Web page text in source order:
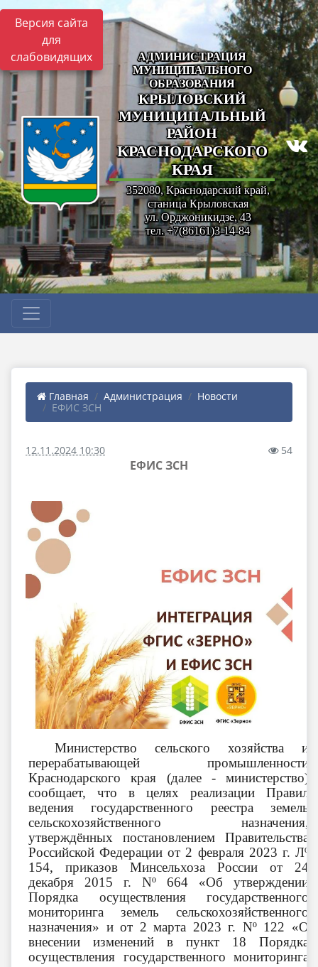
Версия сайта
для
слабовидящих
АДМИНИСТРАЦИЯ
МУНИЦИПАЛЬНОГО
ОБРАЗОВАНИЯ
КРЫЛОВСКИЙ
МУНИЦИПАЛЬНЫЙ
РАЙОН
КРАСНОДАРСКОГО
КРАЯ
352080, Краснодарский край,
станица Крыловская
ул. Орджоникидзе, 43
тел. +7(86161)3-14-84
Главная Администрация
Новости
ЕФИС ЗСН
12.11.2024 10:30 54
ЕФИС ЗСН
Министерство сельского хозяйства и
перерабатывающей промышленности
Краснодарского края (далее - министерство)
сообщает, что в целях реализации Правил
ведения государственного реестра земель
сельскохозяйственного назначения,
утверждённых постановлением Правительства
Российской Федерации от 2 февраля 2023 г. Лº
154, приказов Минсельхоза России от 24
декабря 2015 г. Nº 664 «Об утверждении
Порядка осуществления государственного
мониторинга земель сельскохозяйственного
назначения» и от 2 марта 2023 г. Nº 122 «О
внесении изменений в пункт 18 Порядка
осуществления государственного мониторинга